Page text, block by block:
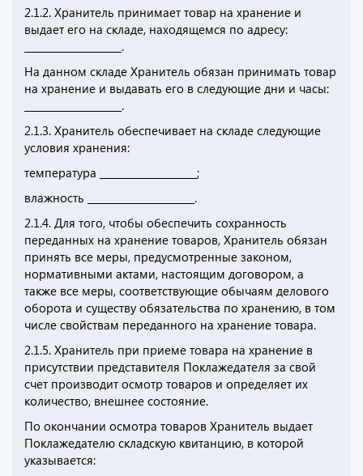
2.1.2. Хранитель принимает товар на хранение и
выдает его на складе, находящемся по адресу:
____________________.
На данном складе Хранитель обязан принимать товар
на хранение и выдавать его в следующие дни и часы:
____________________.
2.1.3. Хранитель обеспечивает на складе следующие
условия хранения:
температура ____________________;
влажность ______________________.
2.1.4. Для того, чтобы обеспечить сохранность
переданных на хранение товаров, Хранитель обязан
принять все меры, предусмотренные законом,
нормативными актами, настоящим договором, а
также все меры, соответствующие обычаям делового
оборота и существу обязательства по хранению, в том
числе свойствам переданного на хранение товара.
2.1.5. Хранитель при приеме товара на хранение в
присутствии представителя Поклажедателя за свой
счет производит осмотр товаров и определяет их
количество, внешнее состояние.
По окончании осмотра товаров Хранитель выдает
Поклажедателю складскую квитанцию, в которой
указывается: